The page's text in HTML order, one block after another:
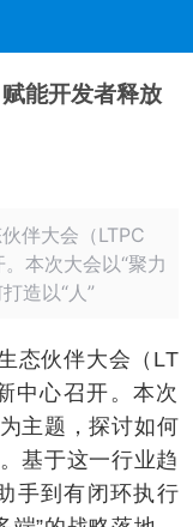
能开发者释放
伴大会（LTPC
本次大会以“聚力
造以“人”
伙伴大会（LT
中心召开。本次
主题，探讨如何
基于这一行业趋
手到有闭环执行